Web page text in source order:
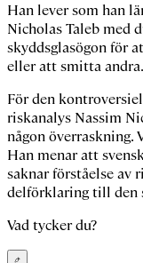
Han lever som han
Nicholas Taleb med
skyddsglasögon för
eller att smitta
För den
riskanalys Nassim
någon överraskning.
Han menar att
saknar förståelse av
delförklaring till den
Vad tycker du?